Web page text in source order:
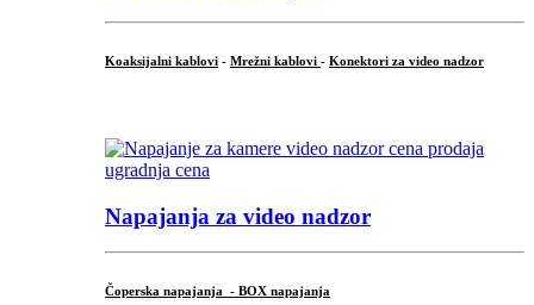
Koaksijalni kablovi - Mrežni kablovi - Konektori za video nadzor
Napajanja za video nadzor
Čoperska napajanja - BOX napajanja